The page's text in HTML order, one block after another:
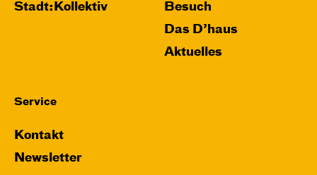
Stadt:Kollektiv
Besuch
Das D’haus
Aktuelles
Service
Kontakt
Newsletter